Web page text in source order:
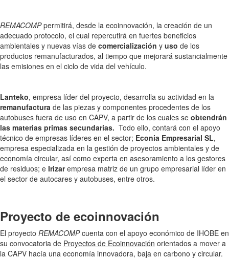
REMACOMPpermitirá, desde la ecoinnovación, la creación de un
adecuado protocolo, el cual repercutirá en fuertes beneficios
ambientales y nuevas vías de comercialización y uso de los
productos remanufacturados, al tiempo que mejorará sustancialmente
las emisiones en el ciclo de vida del vehículo.
Lanteko, empresa líder del proyecto, desarrolla su actividad en la
remanufactura de las piezas y componentes procedentes de los
autobuses fuera de uso en CAPV, a partir de los cuales se obtendrán
las materias primas secundarias. Todo ello, contará con el apoyo
técnico de empresas líderes en el sector; Econia Empresarial SL,
empresa especializada en la gestión de proyectos ambientales y de
economía circular, así como experta en asesoramiento a los gestores
de residuos; e Irizarempresa matriz de un grupo empresarial líder en
el sector de autocares y autobuses, entre otros.
Proyecto de ecoinnovación
El proyecto REMACOMPcuenta con el apoyo económico de IHOBE en
su convocatoria de Proyectos de Ecoinnovación orientados a mover a
la CAPV hacía una economía innovadora, baja en carbono y circular.